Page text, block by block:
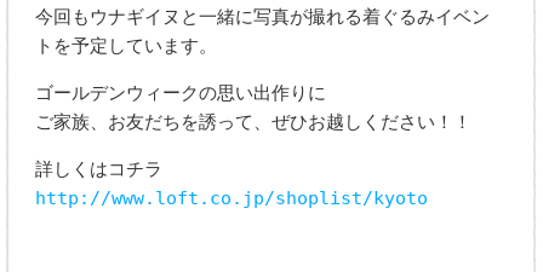
今回もウナギイヌと一緒に写真が撮れる着ぐるみイベン
トを予定しています。
ゴールデンウィークの思い出作りに
ご家族、お友だちを誘って、ぜひお越しください！！
詳しくはコチラ
http://www.loft.co.jp/shoplist/kyoto